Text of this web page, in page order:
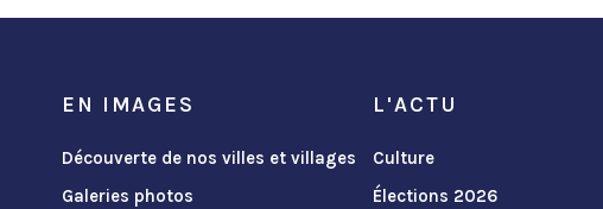
EN IMAGES
Découverte de nos villes et villages
Galeries photos
L'ACTU
Culture
Élections 2026